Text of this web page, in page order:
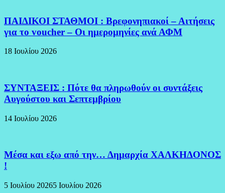
ΠΑΙΔΙΚΟΙ ΣΤΑΘΜΟΙ : Βρεφονηπιακοί – Αιτήσεις
για το voucher – Οι ημερομηνίες ανά ΑΦΜ
18 Ιουλίου 2026
ΣΥΝΤΑΞΕΙΣ : Πότε θα πληρωθούν οι συντάξεις
Αυγούστου και Σεπτεμβρίου
14 Ιουλίου 2026
Μέσα και εξω από την… Δημαρχία ΧΑΛΚΗΔΟΝΟΣ
!
5 Ιουλίου 20265 Ιουλίου 2026